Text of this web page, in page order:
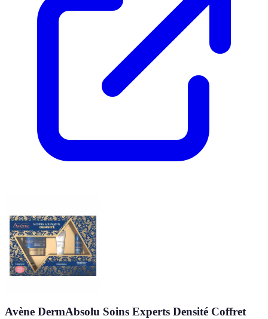
Avène DermAbsolu Soins Experts Densité Coffret